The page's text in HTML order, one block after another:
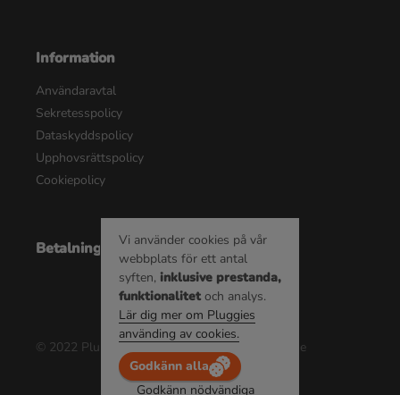
Information
Användaravtal
Sekretesspolicy
Dataskyddspolicy
Upphovsrättspolicy
Cookiepolicy
Betalningsalternativ
© 2022 Pluggie AB | Alla rättigheter reserverade
Vi använder cookies på vår
webbplats för ett antal
syften, inklusive prestanda,
funktionalitet och analys.
Lär dig mer om Pluggies
använding av cookies.
Godkänn alla
Godkänn nödvändiga